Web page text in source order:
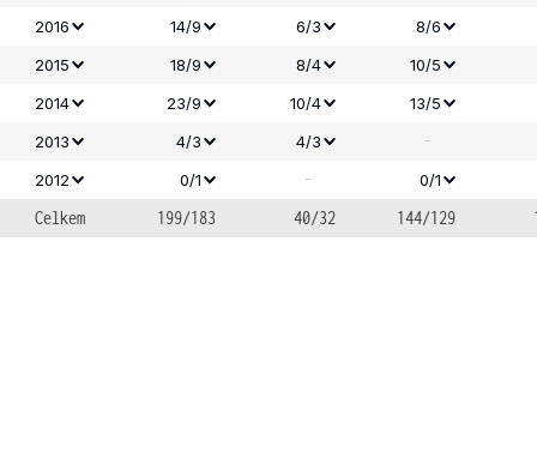
2016
14/9 6/3
8/6
2015
18/9 8/4
10/5
2014
23/9 10/4
13/5
2013
4/3 4/3 -
2012 0/1 - 0/1
Celkem 199/183 40/32 144/129